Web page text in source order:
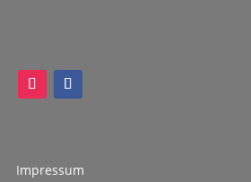
Impressum